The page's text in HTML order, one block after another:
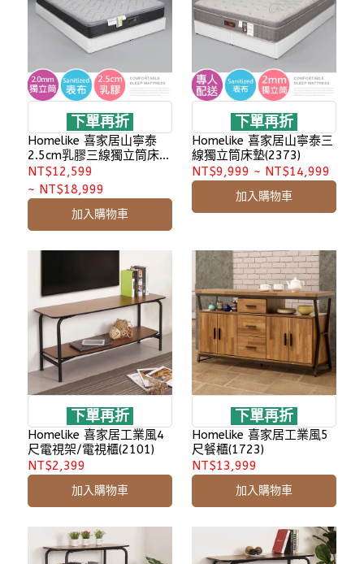
下單再折
Homelike 喜家居山寧泰
2.5cm乳膠三線獨立筒床墊
(2538)
NT$12,599
~ NT$18,999
加入購物車
下單再折
Homelike 喜家居山寧泰三
線獨立筒床墊(2373)
NT$9,999 ~ NT$14,999
加入購物車
下單再折
Homelike 喜家居工業風4
尺電視架/電視櫃(2101)
NT$2,399
加入購物車
下單再折
Homelike 喜家居工業風5
尺餐櫃(1723)
NT$13,999
加入購物車